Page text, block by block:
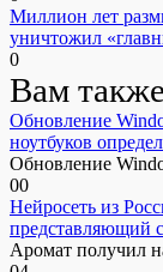
Миллион лет
уничтожил
0
Вам
Обновление
ноутбуков
Обновление
00
Нейросеть из
представляющий
Аромат получил